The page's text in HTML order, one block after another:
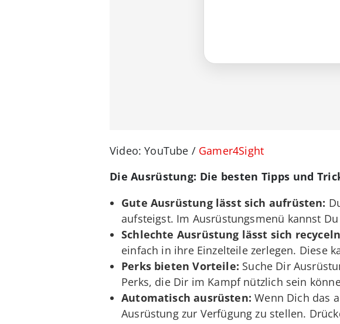
Video: YouTube / Gamer4Sight
Die Ausrüstung: Die besten Tipps und
Gute Ausrüstung lässt sich aufrüsten:
aufsteigst. Im Ausrüstungsmenü kannst
Schlechte Ausrüstung lässt sich
einfach in ihre Einzelteile zerlegen. Diese
Perks bieten Vorteile: Suche Dir
Perks, die Dir im Kampf nützlich sein
Automatisch ausrüsten: Wenn Dich das
Ausrüstung zur Verfügung zu stellen.